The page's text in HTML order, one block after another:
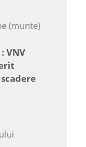
(munte)
VNV